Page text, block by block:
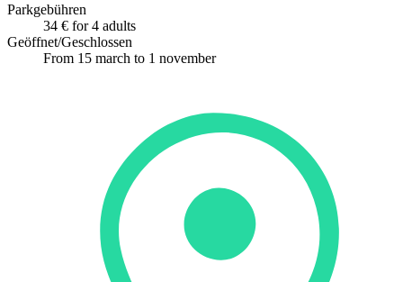
Parkgebühren
34 € for 4 adults
Geöffnet/Geschlossen
From 15 march to 1 november